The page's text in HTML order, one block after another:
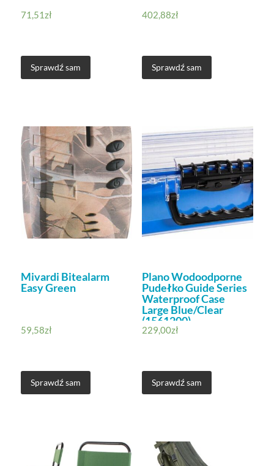
71,51zł
Sprawdź sam
402,88zł
Sprawdź sam
Mivardi Bitealarm
Easy Green
59,58zł
Sprawdź sam
Plano Wodoodporne
Pudełko Guide Series
Waterproof Case
Large Blue/Clear
(1561200)
229,00zł
Sprawdź sam